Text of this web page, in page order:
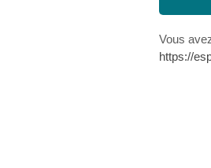
Vous
https://